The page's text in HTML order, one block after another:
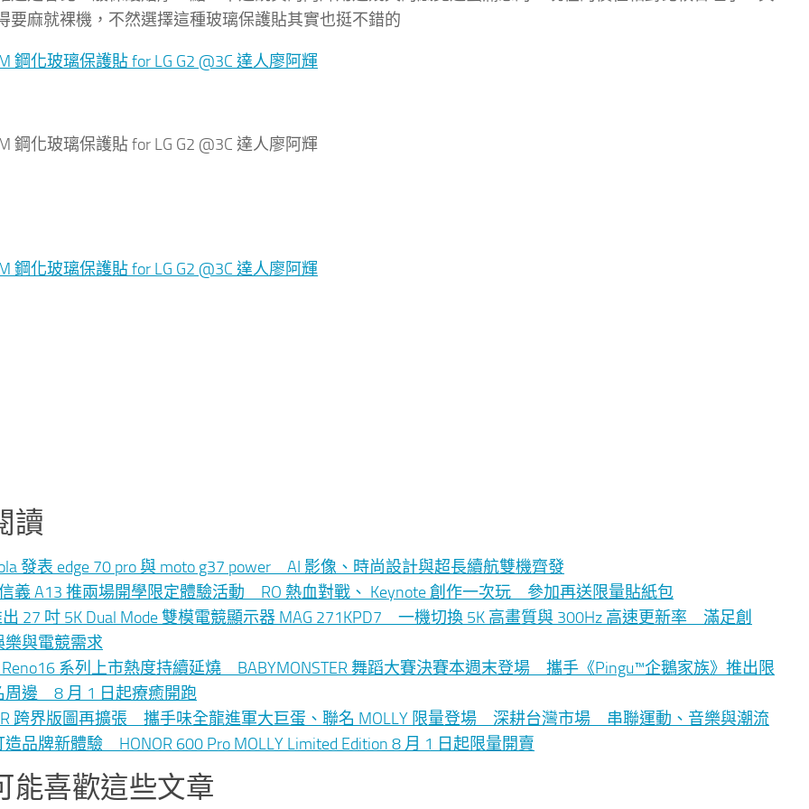
要麻就裸機，不然選擇這種玻璃保護貼其實也挺不錯的
讀
發表 edge 70 pro 與 moto g37 power AI 影像、時尚設計與超長續航雙機齊發
義 A13 推兩場開學限定體驗活動 RO 熱血對戰、 Keynote 創作一次玩 參加再送限量貼紙包
出 27 吋 5K Dual Mode 雙模電競顯示器 MAG 271KPD7 一機切換 5K 高畫質與 300Hz 高速更新率 滿足創
樂與電競需求
Reno16 系列上市熱度持續延燒 BABYMONSTER 舞蹈大賽決賽本週末登場 攜手《Pingu™企鵝家族》推出限
周邊 8 月 1 日起療癒開跑
跨界版圖再擴張 攜手味全龍進軍大巨蛋、聯名 MOLLY 限量登場 深耕台灣市場 串聯運動、音樂與潮流
品牌新體驗 HONOR 600 Pro MOLLY Limited Edition 8 月 1 日起限量開賣
能喜歡這些文章